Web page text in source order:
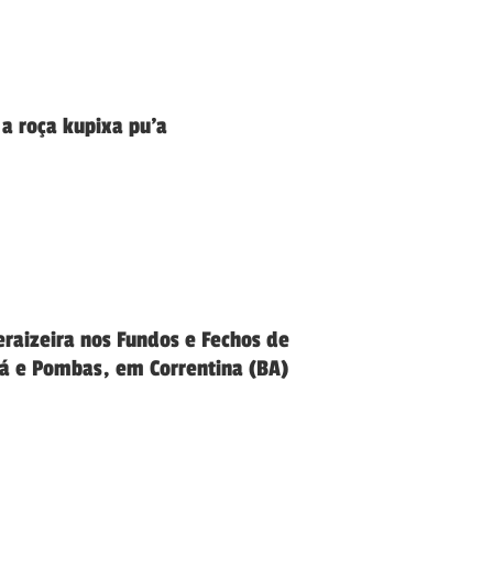
roça kupixa pu’a
nos Fundos e Fechos de
e Pombas, em Correntina (BA)